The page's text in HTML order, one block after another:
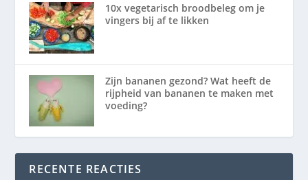
10x vegetarisch broodbeleg om je
vingers bij af te likken
Zijn bananen gezond? Wat heeft de
rijpheid van bananen te maken met
voeding?
RECENTE REACTIES